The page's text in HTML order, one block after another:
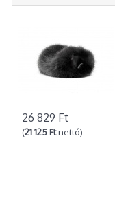
26 829 Ft
(21 125 Ftnettó)